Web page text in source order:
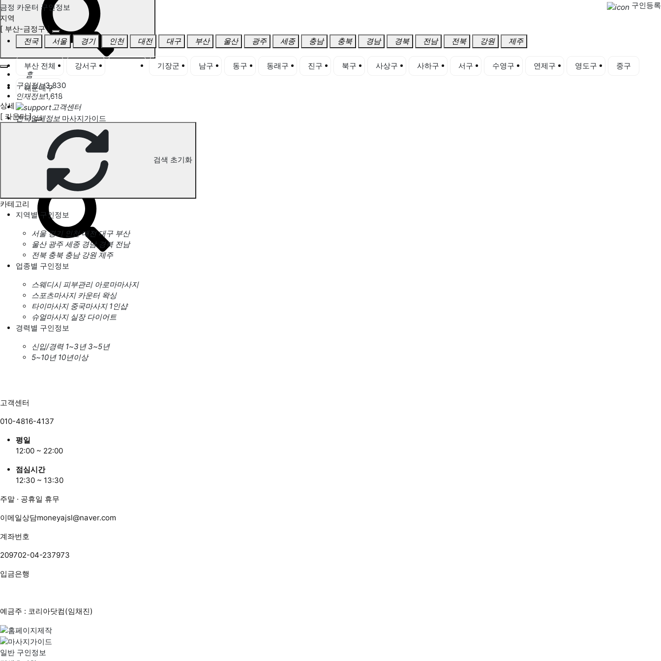
홈
구인정보3,830
인재정보1,618
고객센터
전국업체정보 마사지가이드
업체 서비스 관리
개인 서비스 관리
금정 카운터 구인정보
금정 카운터 구인정보
구인등록
지역
[ 부산-금정구 ]
전국
서울 경기 인천 대전 대구 부산 울산 광주 세종 충남 충북 경남 경북 전남 전북 강원 제주
부산 전체 강서구 기장군 남구 동구 동래구 진구 북구 사상구 사하구 서구 수영구 연제구 영도구 중구
해운대구
상세
[ 카운터 ]
검색 초기화
카테고리
지역별 구인정보
서울 경기 인천 대전 대구 부산
울산 광주 세종 경남 경북 전남
전북 충북 충남 강원 제주
업종별 구인정보
스웨디시 피부관리 아로마마사지
스포츠마사지 카운터 왁싱
타이마사지 중국마사지 1인샵
슈얼마사지 실장 다이어트
경력별 구인정보
신입/경력 1~3년 3~5년
5~10년 10년이상
고객센터
010-4816-4137
평일
12:00 ~ 22:00
점심시간
12:30 ~ 13:30
주말 · 공휴일 휴무
이메일상담moneyajsl@naver.com
계좌번호
209702-04-237973
입금은행
예금주 : 코리아닷컴(임채진)
일반 구인정보